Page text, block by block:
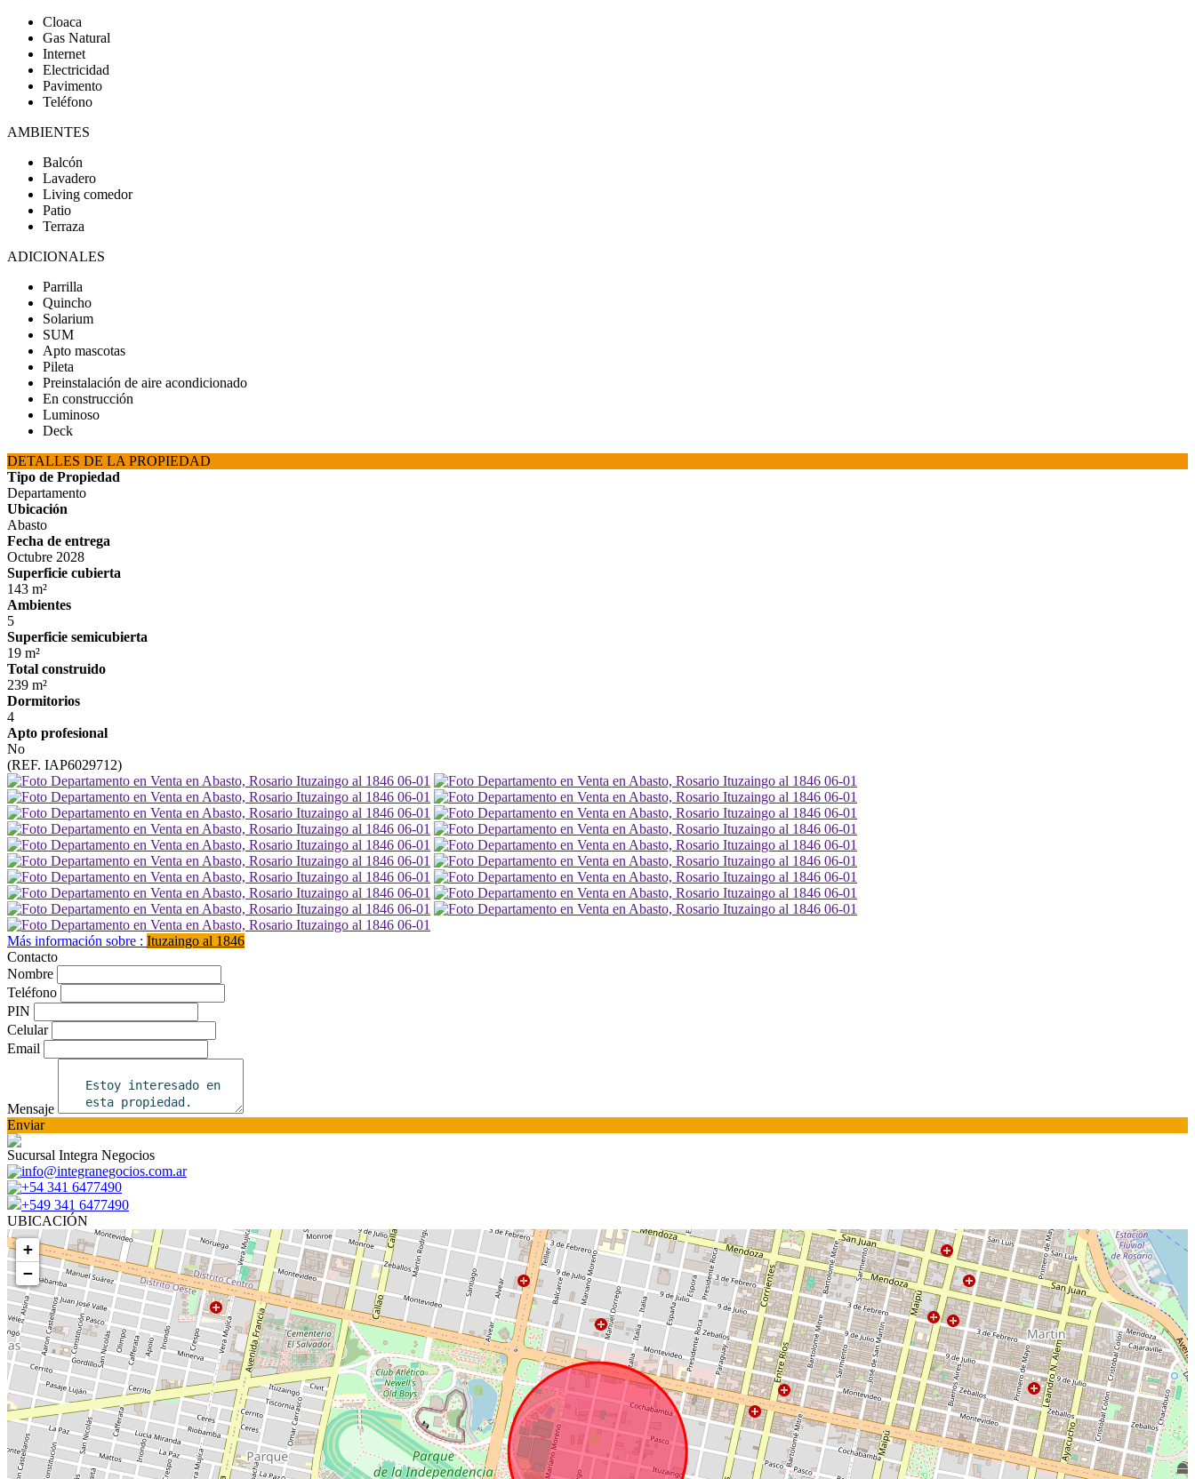
Cloaca
Gas Natural
Internet
Electricidad
Pavimento
Teléfono
AMBIENTES
Balcón
Lavadero
Living comedor
Patio
Terraza
ADICIONALES
Parrilla
Quincho
Solarium
SUM
Apto mascotas
Pileta
Preinstalación de aire acondicionado
En construcción
Luminoso
Deck
DETALLES DE LA PROPIEDAD
Tipo de Propiedad
Departamento
Ubicación
Abasto
Fecha de entrega
Octubre 2028
Superficie cubierta
143 m²
Ambientes
5
Superficie semicubierta
19 m²
Total construido
239 m²
Dormitorios
4
Apto profesional
No
(REF. IAP6029712)
Más información sobre : Ituzaingo al 1846
Contacto
Nombre
Teléfono
PIN
Celular
Email
Mensaje
Enviar
Sucursal Integra Negocios
info@integranegocios.com.ar
+54 341 6477490
+549 341 6477490
UBICACIÓN
+
−